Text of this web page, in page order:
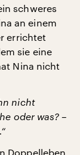
schweres
an einem
errichtet
sie eine
Nina nicht
nicht
oder was? –
Doppelleben